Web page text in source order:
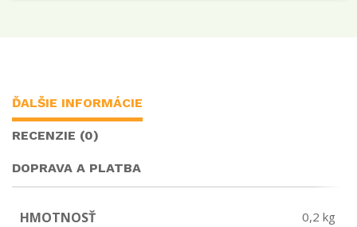
ĎALŠIE INFORMÁCIE
RECENZIE (0)
DOPRAVA A PLATBA
HMOTNOSŤ 0,2 kg